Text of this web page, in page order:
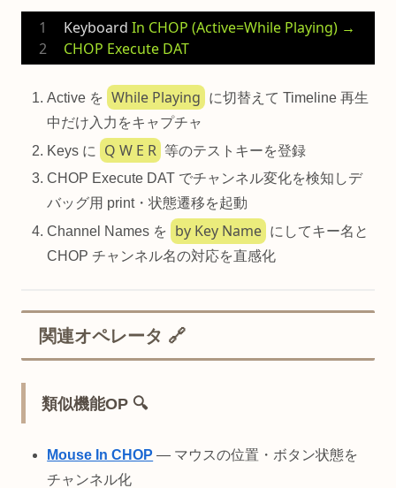
Keyboard In CHOP (Active=While Playing) →
CHOP Execute DAT
Active を While Playing
に切替えて Timeline 再生
中だけ入力をキャプチャ
Keys に
Q W E R 等のテストキーを登録
CHOP Execute DAT でチャンネル変化を検知しデ
バッグ用 print・状態遷移を起動
Channel Names を
by Key Name にしてキー名と
CHOP チャンネル名の対応を直感化
関連オペレータ 🔗
類似機能OP 🔍
Mouse In CHOP — マウスの位置・ボタン状態を
チャンネル化